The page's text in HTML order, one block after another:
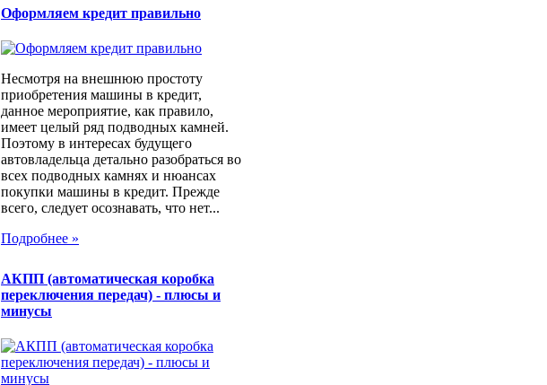
Оформляем кредит правильно
Несмотря на внешнюю простоту
приобретения машины в кредит,
данное мероприятие, как правило,
имеет целый ряд подводных камней.
Поэтому в интересах будущего
автовладельца детально разобраться во
всех подводных камнях и нюансах
покупки машины в кредит. Прежде
всего, следует осознавать, что нет...
Подробнее »
АКПП (автоматическая коробка
переключения передач) - плюсы и
минусы